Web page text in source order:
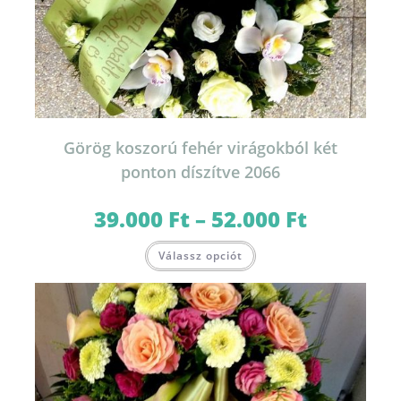
Görög koszorú fehér virágokból két
ponton díszítve 2066
39.000 Ft– 52.000 Ft39.000 Ft
Válassz opciót a
több
variációja
van.
A
változatok
a
termékoldalon
választhatók
ki